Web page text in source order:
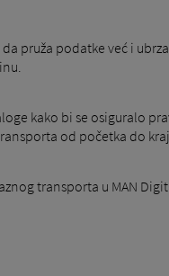
pruža podatke već i
kako bi se osiguralo
od početka do
transporta u MAN